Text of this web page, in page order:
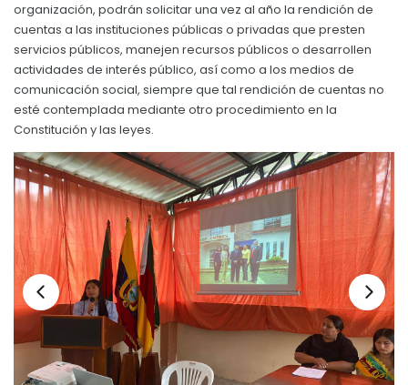
GESTIÓN ADMINISTRATIVA
Plan de desarrollo y Ordenamiento Territorial -
Plan Anual Contratación - PAC
Plan Operativo Anual - POA
PRESUPUESTO: EJECUCIÓN Y REPORTES
Cédulas presupuestarias y balances
Procesos de contratación
Ejecución Presupuestaria
Obras y proyectos
organización, podrán solicitar una vez al año la rendición de
cuentas a las instituciones públicas o privadas que presten
servicios públicos, manejen recursos públicos o desarrollen
actividades de interés público, así como a los medios de
comunicación social, siempre que tal rendición de cuentas no
esté contemplada mediante otro procedimiento en la
Constitución y las leyes.